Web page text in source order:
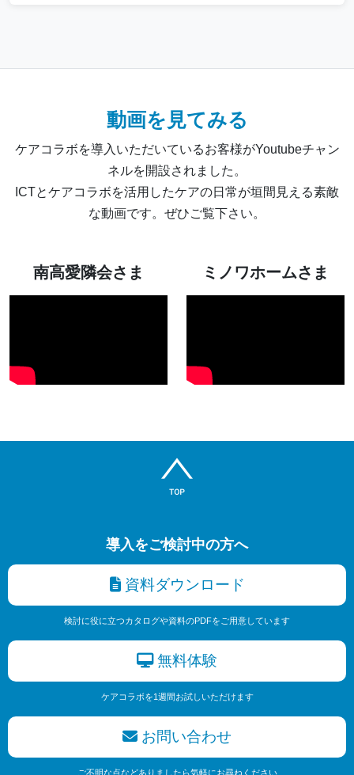
動画を見てみる
ケアコラボを導入いただいているお客様がYoutubeチャン
ネルを開設されました。
ICTとケアコラボを活用したケアの日常が垣間見える素敵
な動画です。ぜひご覧下さい。
南高愛隣会さま ミノワホームさま
導入をご検討中の方へ
資料ダウンロード
検討に役に立つカタログや資料のPDFをご用意しています
無料体験
ケアコラボを1週間お試しいただけます
お問い合わせ
ご不明な点などありましたら気軽にお尋ねください